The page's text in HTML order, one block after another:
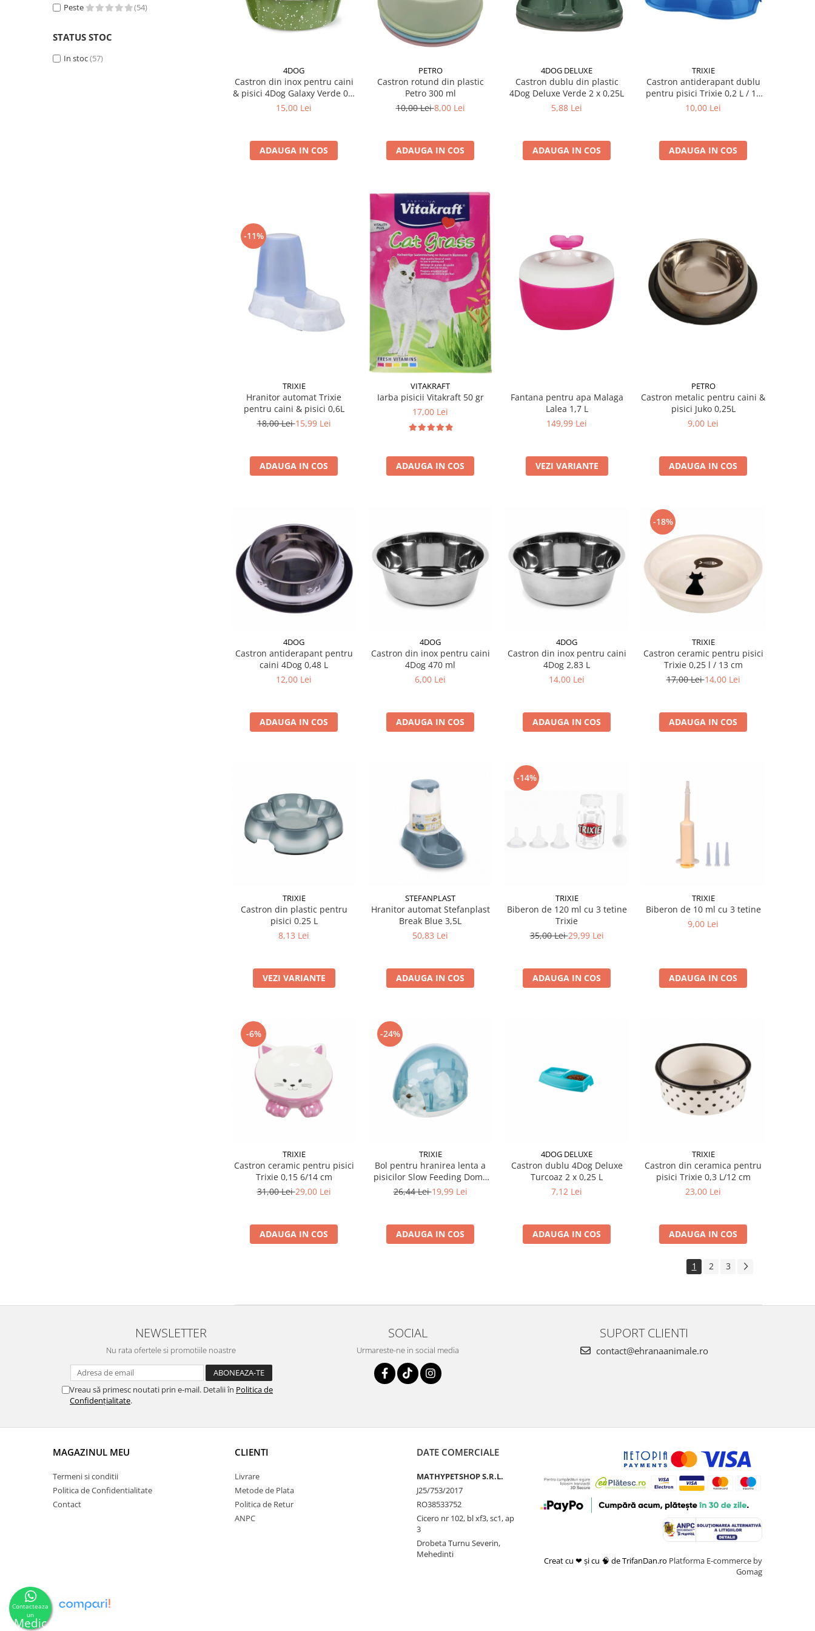
Peste
(54)
STATUS STOC
In stoc(57)
4DOG
Castron din inox pentru caini
& pisici 4Dog Galaxy Verde 0,5
L
15,00 Lei
ADAUGA IN COS
PETRO
Castron rotund din plastic
Petro 300 ml
10,00 Lei8,00 Lei
ADAUGA IN COS
4DOG DELUXE
Castron dublu din plastic
4Dog Deluxe Verde 2 x 0,25L
5,88 Lei
ADAUGA IN COS
TRIXIE
Castron antiderapant dublu
pentru pisici Trixie 0,2 L / 11
cm
10,00 Lei
ADAUGA IN COS
-11%
TRIXIE
Hranitor automat Trixie
pentru caini & pisici 0,6L
18,00 Lei15,99 Lei
ADAUGA IN COS
VITAKRAFT
Iarba pisicii Vitakraft 50 gr
17,00 Lei
ADAUGA IN COS
Fantana pentru apa Malaga
Lalea 1,7 L
149,99 Lei
VEZI VARIANTE
PETRO
Castron metalic pentru caini &
pisici Juko 0,25L
9,00 Lei
ADAUGA IN COS
4DOG
Castron antiderapant pentru
caini 4Dog 0,48 L
12,00 Lei
ADAUGA IN COS
4DOG
Castron din inox pentru caini
4Dog 470 ml
6,00 Lei
ADAUGA IN COS
4DOG
Castron din inox pentru caini
4Dog 2,83 L
14,00 Lei
ADAUGA IN COS
-18%
TRIXIE
Castron ceramic pentru pisici
Trixie 0,25 l / 13 cm
17,00 Lei14,00 Lei
ADAUGA IN COS
TRIXIE
Castron din plastic pentru
pisici 0.25 L
8,13 Lei
VEZI VARIANTE
STEFANPLAST
Hranitor automat Stefanplast
Break Blue 3,5L
50,83 Lei
ADAUGA IN COS
-14%
TRIXIE
Biberon de 120 ml cu 3 tetine
Trixie
35,00 Lei29,99 Lei
ADAUGA IN COS
TRIXIE
Biberon de 10 ml cu 3 tetine
9,00 Lei
ADAUGA IN COS
-6%
TRIXIE
Castron ceramic pentru pisici
Trixie 0,15 6/14 cm
31,00 Lei29,00 Lei
ADAUGA IN COS
-24%
TRIXIE
Bol pentru hranirea lenta a
pisicilor Slow Feeding Dome
19 x 13 x 14 cm
26,44 Lei19,99 Lei
ADAUGA IN COS
4DOG DELUXE
Castron dublu 4Dog Deluxe
Turcoaz 2 x 0,25 L
7,12 Lei
ADAUGA IN COS
TRIXIE
Castron din ceramica pentru
pisici Trixie 0,3 L/12 cm
23,00 Lei
ADAUGA IN COS
1 2 3
NEWSLETTER
Nu rata ofertele si promotiile noastre
Vreau să primesc noutati prin e-mail. Detalii în Politica de
Confidențialitate.
SOCIAL
Urmareste-ne in social media
SUPORT CLIENTI
contact@ehranaanimale.ro
MAGAZINUL MEU
Termeni si conditii
Politica de Confidentialitate
Contact
CLIENTI
Livrare
Metode de Plata
Politica de Retur
ANPC
DATE COMERCIALE
MATHYPETSHOP S.R.L.
J25/753/2017
RO38533752
Cicero nr 102, bl xf3, sc1, ap
3
Drobeta Turnu Severin,
Mehedinti
Creat cu ❤ și cu 🧠 de TrifanDan.ro Platforma E-commerce by
Gomag
Contacteaza
un
Medic